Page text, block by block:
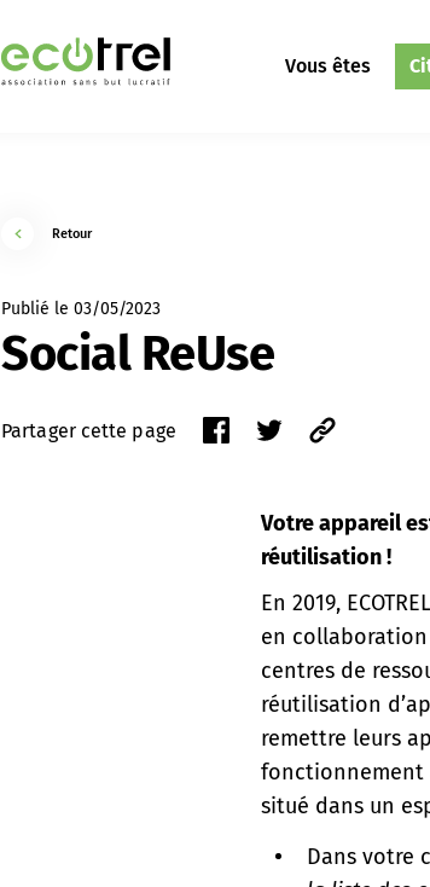
Vous êtes
Retour
Publié le 03/05/2023
Social ReUse
Partager cette page
Votre appareil
réutilisation !
En 2019,
en
centres de
réutilisation
remettre leurs
fonctionnement
situé dans un
Dans votre